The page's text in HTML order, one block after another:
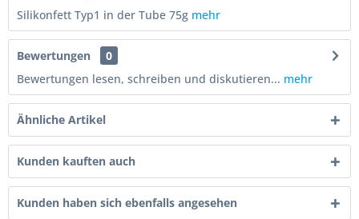
Silikonfett Typ1 in der Tube 75g mehr
Bewertungen
0
Bewertungen lesen, schreiben und diskutieren... mehr
Ähnliche Artikel
Kunden kauften auch
Kunden haben sich ebenfalls angesehen